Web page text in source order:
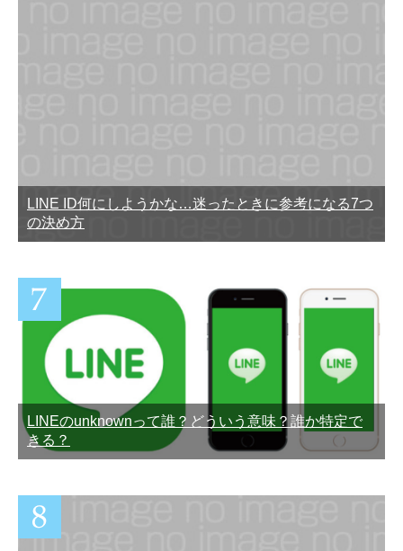
LINE ID何にしようかな…迷ったときに参考になる7つ
の決め方
LINEのunknownって誰？どういう意味？誰か特定で
きる？